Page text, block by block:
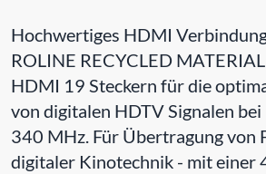
Hochwertiges HDMI
ROLINE RECYCLED
HDMI 19 Steckern für die
von digitalen HDTV Signalen
340 MHz. Für Übertragung von
digitaler Kinotechnik - mit einer